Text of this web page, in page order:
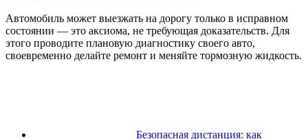
Автомобиль может выезжать на дорогу только в исправном
состоянии — это аксиома, не требующая доказательств. Для
этого проводите плановую диагностику своего авто,
своевременно делайте ремонт и меняйте тормозную жидкость.
Безопасная дистанция: как